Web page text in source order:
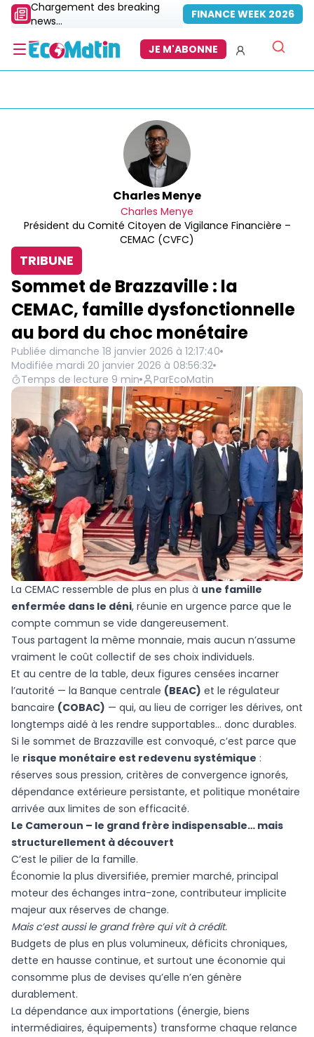
Chargement des breaking
news...
FINANCE WEEK 2026
JE M'ABONNE
Charles Menye
Charles Menye
Président du Comité Citoyen de Vigilance Financière –
CEMAC (CVFC)
TRIBUNE
Sommet de Brazzaville : la
CEMAC, famille dysfonctionnelle
au bord du choc monétaire
Publiée dimanche 18 janvier 2026 à 12:17:40
Modifiée mardi 20 janvier 2026 à 08:56:32
Temps de lecture 9 min ParEcoMatin
La CEMAC ressemble de plus en plus à une famille
enfermée dans le déni, réunie en urgence parce que le
compte commun se vide dangereusement.
Tous partagent la même monnaie, mais aucun n’assume
vraiment le coût collectif de ses choix individuels.
Et au centre de la table, deux figures censées incarner
l’autorité — la Banque centrale (BEAC) et le régulateur
bancaire (COBAC) — qui, au lieu de corriger les dérives, ont
longtemps aidé à les rendre supportables… donc durables.
Si le sommet de Brazzaville est convoqué, c’est parce que
le risque monétaire est redevenu systémique :
réserves sous pression, critères de convergence ignorés,
dépendance extérieure persistante, et politique monétaire
arrivée aux limites de son efficacité.
Le Cameroun – le grand frère indispensable… mais
structurellement à découvert
C’est le pilier de la famille.
Économie la plus diversifiée, premier marché, principal
moteur des échanges intra-zone, contributeur implicite
majeur aux réserves de change.
Mais c’est aussi le grand frère qui vit à crédit.
Budgets de plus en plus volumineux, déficits chroniques,
dette en hausse continue, et surtout une économie qui
consomme plus de devises qu’elle n’en génère
durablement.
La dépendance aux importations (énergie, biens
intermédiaires, équipements) transforme chaque relance